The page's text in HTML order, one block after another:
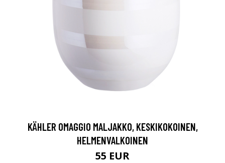
KÄHLER OMAGGIO MALJAKKO, KESKIKOKOINEN,
HELMENVALKOINEN
55 EUR